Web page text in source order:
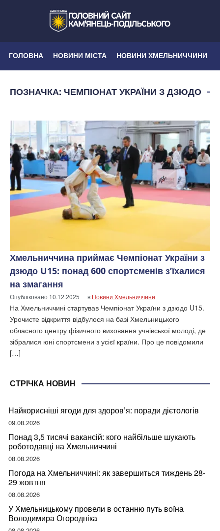
ГОЛОВНА НОВИНИ МІСТА НОВИНИ ХМЕЛЬНИЧЧИНИ
ПОЗНАЧКА: ЧЕМПІОНАТ УКРАЇНИ З ДЗЮДО
Хмельниччина приймає Чемпіонат України з
дзюдо U15: понад 600 спортсменів з’їхалися
на змагання
Опубліковано 10.12.2025 в Новини Хмельниччини
На Хмельниччині стартував Чемпіонат України з дзюдо U15.
Урочисте відкриття відбулося на базі Хмельницького
обласного центру фізичного виховання учнівської молоді, де
зібралися юні спортсмени з усієї країни. Про це повідомили
[…]
СТРІЧКА НОВИН
Найкорисніші ягоди для здоров’я: поради дієтологів
09.08.2026
Понад 3,5 тисячі вакансій: кого найбільше шукають
роботодавці на Хмельниччині
08.08.2026
Погода на Хмельниччині: як завершиться тиждень 28-
29 жовтня
08.08.2026
У Хмельницькому провели в останню путь воїна
Володимира Огородніка